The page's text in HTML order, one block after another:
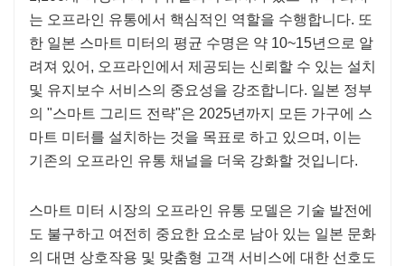
는 오프라인 유통에서 핵심적인 역할을 수행합니다. 또
한 일본 스마트 미터의 평균 수명은 약 10~15년으로 알
려져 있어, 오프라인에서 제공되는 신뢰할 수 있는 설치
및 유지보수 서비스의 중요성을 강조합니다. 일본 정부
의 "스마트 그리드 전략"은 2025년까지 모든 가구에 스
마트 미터를 설치하는 것을 목표로 하고 있으며, 이는
기존의 오프라인 유통 채널을 더욱 강화할 것입니다.
스마트 미터 시장의 오프라인 유통 모델은 기술 발전에
도 불구하고 여전히 중요한 요소로 남아 있는 일본 문화
의 대면 상호작용 및 맞춤형 고객 서비스에 대한 선호도